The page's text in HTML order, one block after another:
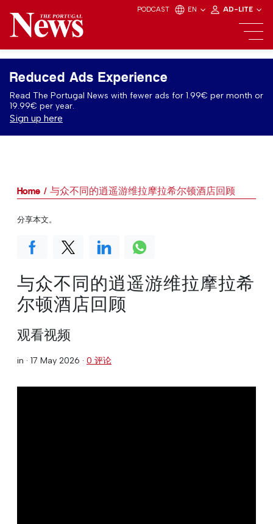
PODCAST EN AD-LITE
Reduced Ads Experience
Read The Portugal News with fewer ads for 1.99€ per month or
19.99€ per year.
Sign up here
Home 与众不同的逍遥游维拉摩拉希尔顿酒店回顾
与众不同的逍遥游维拉摩拉希
尔顿酒店回顾
观看视频
in · 17 May 2026 · 0 评论
分享本文。